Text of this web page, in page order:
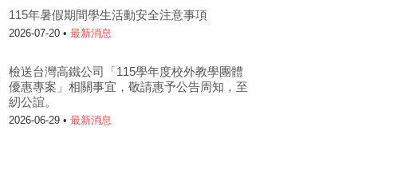
115年暑假期間學生活動安全注意事項
2026-07-20 • 最新消息
檢送台灣高鐵公司「115學年度校外教學團體
優惠專案」相關事宜，敬請惠予公告周知，至
紉公誼。
2026-06-29 • 最新消息